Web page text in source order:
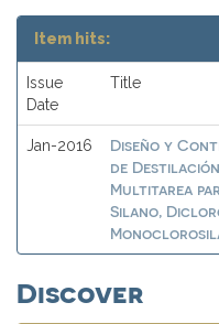
Item hits:
Issue
Date
Title
Jan-2016
Diseño y
de
Multitarea
Silano,
Discover